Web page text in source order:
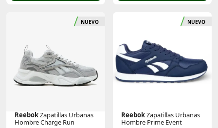
NUEVO
ReebokZapatillas Urbanas
Hombre Charge Run
NUEVO
ReebokZapatillas Urbanas
Hombre Prime Event